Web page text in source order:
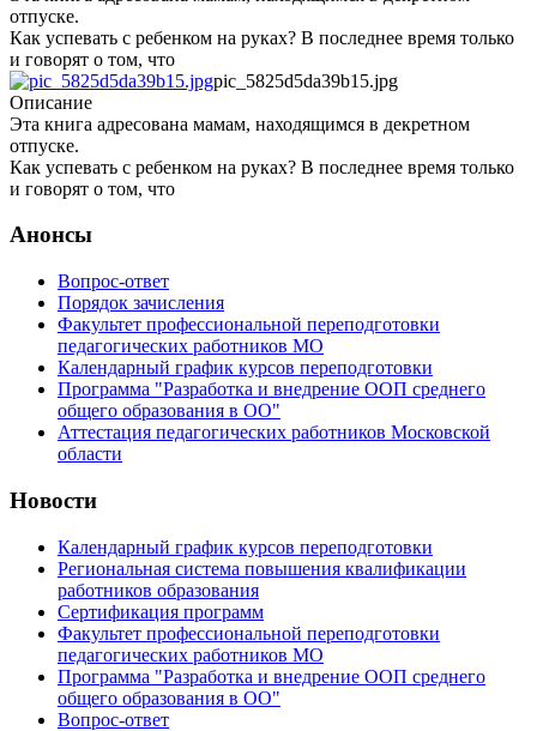
отпуске.
Как успевать с ребенком на руках? В последнее время только
и говорят о том, что
pic_5825d5da39b15.jpg
Описание
Эта книга адресована мамам, находящимся в декретном
отпуске.
Как успевать с ребенком на руках? В последнее время только
и говорят о том, что
Анонсы
Вопрос-ответ
Порядок зачисления
Факультет профессиональной переподготовки
педагогических работников МО
Календарный график курсов переподготовки
Программа "Разработка и внедрение ООП среднего
общего образования в ОО"
Аттестация педагогических работников Московской
области
Новости
Календарный график курсов переподготовки
Региональная система повышения квалификации
работников образования
Сертификация программ
Факультет профессиональной переподготовки
педагогических работников МО
Программа "Разработка и внедрение ООП среднего
общего образования в ОО"
Вопрос-ответ